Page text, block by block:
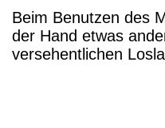
Beim Benutzen des
der Hand etwas
versehentlichen